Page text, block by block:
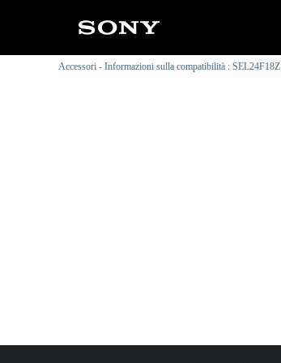
Accessori - Informazioni sulla compatibilità : SEL24F18Z